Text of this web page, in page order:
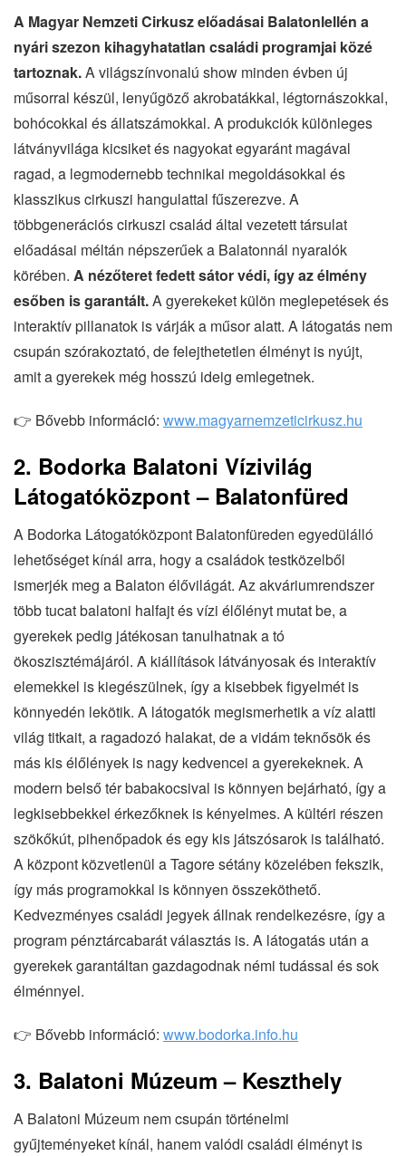
A Magyar Nemzeti Cirkusz előadásai Balatonlellén a
nyári szezon kihagyhatatlan családi programjai közé
tartoznak.A világszínvonalú show minden évben új
műsorral készül, lenyűgöző akrobatákkal, légtornászokkal,
bohócokkal és állatszámokkal. A produkciók különleges
látványvilága kicsiket és nagyokat egyaránt magával
ragad, a legmodernebb technikai megoldásokkal és
klasszikus cirkuszi hangulattal fűszerezve. A
többgenerációs cirkuszi család által vezetett társulat
előadásai méltán népszerűek a Balatonnál nyaralók
körében. A nézőteret fedett sátor védi, így az élmény
esőben is garantált.A gyerekeket külön meglepetések és
interaktív pillanatok is várják a műsor alatt. A látogatás nem
csupán szórakoztató, de felejthetetlen élményt is nyújt,
amit a gyerekek még hosszú ideig emlegetnek.
👉 Bővebb információ: www.magyarnemzeticirkusz.hu
2. Bodorka Balatoni Vízivilág
Látogatóközpont – Balatonfüred
A Bodorka Látogatóközpont Balatonfüreden egyedülálló
lehetőséget kínál arra, hogy a családok testközelből
ismerjék meg a Balaton élővilágát. Az akváriumrendszer
több tucat balatoni halfajt és vízi élőlényt mutat be, a
gyerekek pedig játékosan tanulhatnak a tó
ökoszisztémájáról. A kiállítások látványosak és interaktív
elemekkel is kiegészülnek, így a kisebbek figyelmét is
könnyedén lekötik. A látogatók megismerhetik a víz alatti
világ titkait, a ragadozó halakat, de a vidám teknősök és
más kis élőlények is nagy kedvencei a gyerekeknek. A
modern belső tér babakocsival is könnyen bejárható, így a
legkisebbekkel érkezőknek is kényelmes. A kültéri részen
szökőkút, pihenőpadok és egy kis játszósarok is található.
A központ közvetlenül a Tagore sétány közelében fekszik,
így más programokkal is könnyen összeköthető.
Kedvezményes családi jegyek állnak rendelkezésre, így a
program pénztárcabarát választás is. A látogatás után a
gyerekek garantáltan gazdagodnak némi tudással és sok
élménnyel.
👉 Bővebb információ: www.bodorka.info.hu
3. Balatoni Múzeum – Keszthely
A Balatoni Múzeum nem csupán történelmi
gyűjteményeket kínál, hanem valódi családi élményt is